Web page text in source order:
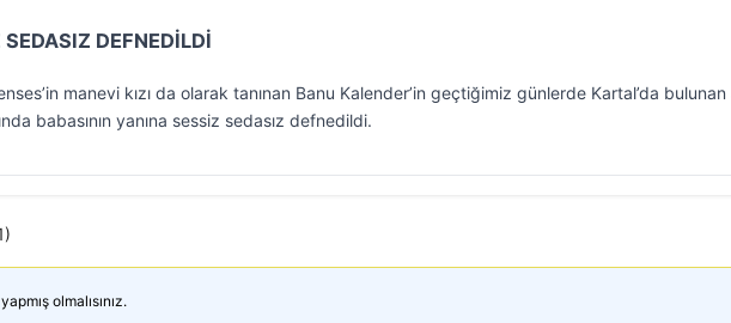
SEDASIZ DEFNEDİLDİ
manevi kızı da olarak tanınan Banu Kalender’in geçtiğimiz günlerde Kartal’da bulunan
babasının yanına sessiz sedasız defnedildi.
olmalısınız.